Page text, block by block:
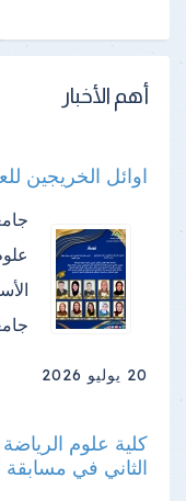
أهم الأخبار
اوائل الخريجين للعام
20 يوليو 2026
كلية علوم
الثاني في مسابقة